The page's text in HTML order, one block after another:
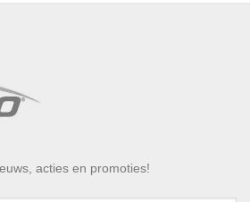
acties en promoties!